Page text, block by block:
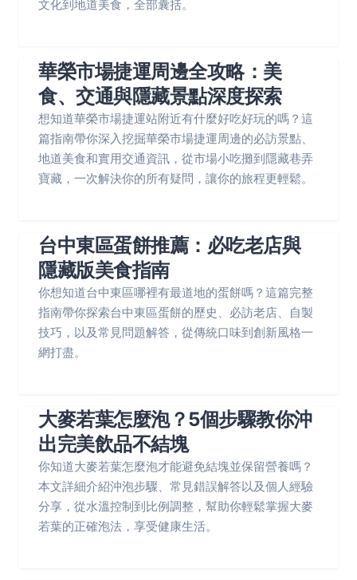
文化到地道美食，全部囊括。
華榮市場捷運周邊全攻略：美
食、交通與隱藏景點深度探索
想知道華榮市場捷運站附近有什麼好吃好玩的嗎？這
篇指南帶你深入挖掘華榮市場捷運周邊的必訪景點、
地道美食和實用交通資訊，從市場小吃攤到隱藏巷弄
寶藏，一次解決你的所有疑問，讓你的旅程更輕鬆。
台中東區蛋餅推薦：必吃老店與
隱藏版美食指南
你想知道台中東區哪裡有最道地的蛋餅嗎？這篇完整
指南帶你探索台中東區蛋餅的歷史、必訪老店、自製
技巧，以及常見問題解答，從傳統口味到創新風格一
網打盡。
大麥若葉怎麼泡？5個步驟教你沖
出完美飲品不結塊
你知道大麥若葉怎麼泡才能避免結塊並保留營養嗎？
本文詳細介紹沖泡步驟、常見錯誤解答以及個人經驗
分享，從水溫控制到比例調整，幫助你輕鬆掌握大麥
若葉的正確泡法，享受健康生活。